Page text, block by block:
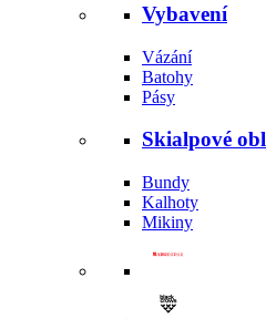
Vybavení
Vázání
Batohy
Pásy
Skialpové
Bundy
Kalhoty
Mikiny